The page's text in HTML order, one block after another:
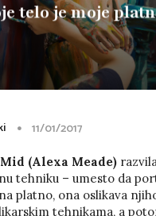
telo je moje
11/01/2017
(Alexa Meade)
tehniku – umesto da
platno, ona oslikava
tehnikama, a